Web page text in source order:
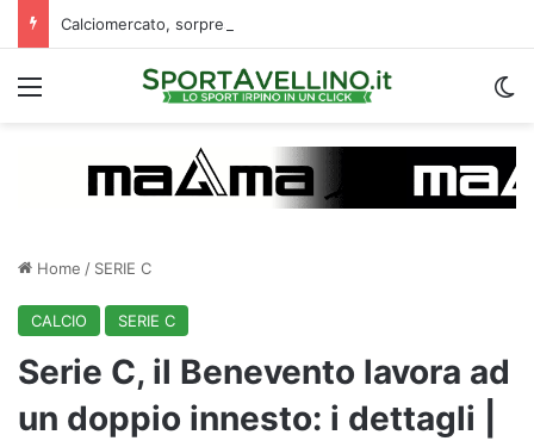
Menu
Home / SERIE C
CALCIO SERIE C
Serie C, il Benevento lavora ad
un doppio innesto: i dettagli |